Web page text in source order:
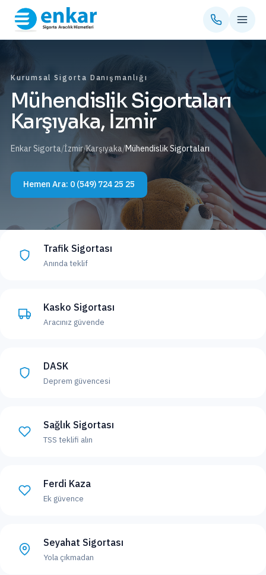
Kurumsal Sigorta Danışmanlığı
Mühendislik Sigortaları
Karşıyaka, İzmir
Enkar Sigorta/İzmir/Karşıyaka/Mühendislik Sigortaları
Hemen Ara: 0 (549) 724 25 25
Trafik Sigortası
Anında teklif
Kasko Sigortası
Aracınız güvende
DASK
Deprem güvencesi
Sağlık Sigortası
TSS teklifi alın
Ferdi Kaza
Ek güvence
Seyahat Sigortası
Yola çıkmadan